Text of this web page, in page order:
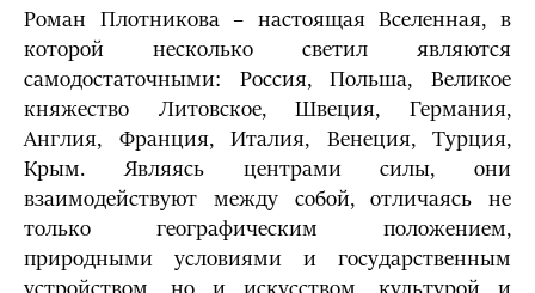
Роман Плотникова – настоящая Вселенная, в
которой несколько светил являются
самодостаточными: Россия, Польша, Великое
княжество Литовское, Швеция, Германия,
Англия, Франция, Италия, Венеция, Турция,
Крым. Являясь центрами силы, они
взаимодействуют между собой, отличаясь не
только географическим положением,
природными условиями и государственным